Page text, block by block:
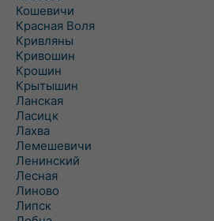
Кошевичи
Красная Воля
Кривляны
Кривошин
Крошин
Крытышин
Ланская
Ласицк
Лахва
Лемешевичи
Ленинский
Лесная
Линово
Липск